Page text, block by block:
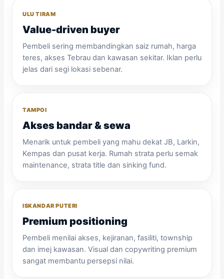
ULU TIRAM
Value-driven buyer
Pembeli sering membandingkan saiz rumah, harga
teres, akses Tebrau dan kawasan sekitar. Iklan perlu
jelas dari segi lokasi sebenar.
TAMPOI
Akses bandar & sewa
Menarik untuk pembeli yang mahu dekat JB, Larkin,
Kempas dan pusat kerja. Rumah strata perlu semak
maintenance, strata title dan sinking fund.
ISKANDAR PUTERI
Premium positioning
Pembeli menilai akses, kejiranan, fasiliti, township
dan imej kawasan. Visual dan copywriting premium
sangat membantu persepsi nilai.